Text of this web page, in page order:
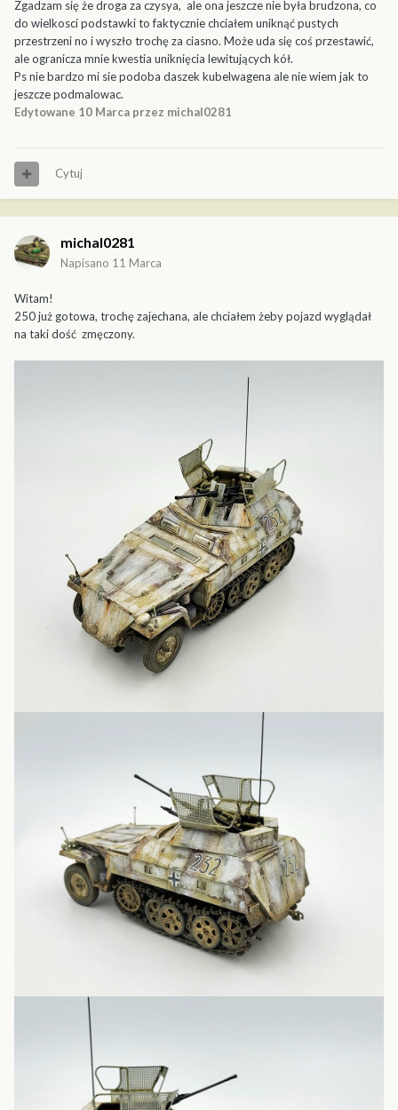
Zgadzam się że droga za czysya, ale ona jeszcze nie była brudzona, co
do wielkosci podstawki to faktycznie chciałem uniknąć pustych
przestrzeni no i wyszło trochę za ciasno. Może uda się coś przestawić,
ale ogranicza mnie kwestia uniknięcia lewitujących kół.
Ps nie bardzo mi sie podoba daszek kubelwagena ale nie wiem jak to
jeszcze podmalowac.
Edytowane 10 Marca przez michal0281
Cytuj
michal0281
Napisano 11 Marca
Witam!
250 już gotowa, trochę zajechana, ale chciałem żeby pojazd wyglądał
na taki dość zmęczony.